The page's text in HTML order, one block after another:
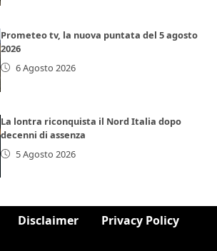
Prometeo tv, la nuova puntata del 5 agosto
2026
6 Agosto 2026
La lontra riconquista il Nord Italia dopo
decenni di assenza
5 Agosto 2026
Disclaimer Privacy Policy